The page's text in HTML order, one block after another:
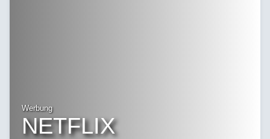
Werbung
NETFLIX